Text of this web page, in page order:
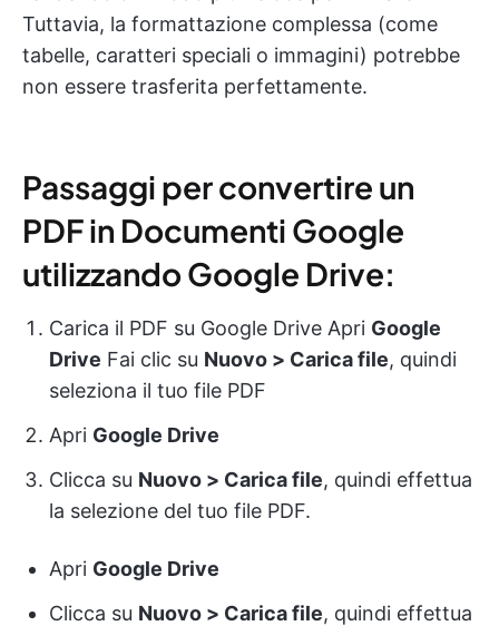
Tuttavia, la formattazione complessa (come
tabelle, caratteri speciali o immagini) potrebbe
non essere trasferita perfettamente.
Passaggi per convertire un
PDF in Documenti Google
utilizzando Google Drive:
Carica il PDF su Google Drive Apri Google
Drive Fai clic su Nuovo > Carica file, quindi
seleziona il tuo file PDF
Apri Google Drive
Clicca su Nuovo > Carica file, quindi effettua
la selezione del tuo file PDF.
Apri Google Drive
Clicca su Nuovo > Carica file, quindi effettua